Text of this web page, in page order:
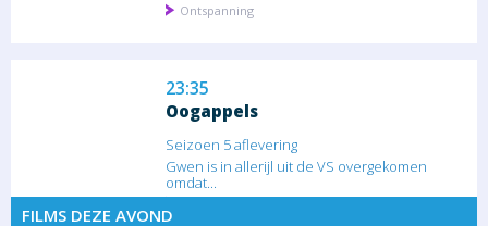
Ontspanning
23:35
Oogappels
Seizoen 5 aflevering
Gwen is in allerijl uit de VS overgekomen
omdat...
FILMS DEZE AVOND